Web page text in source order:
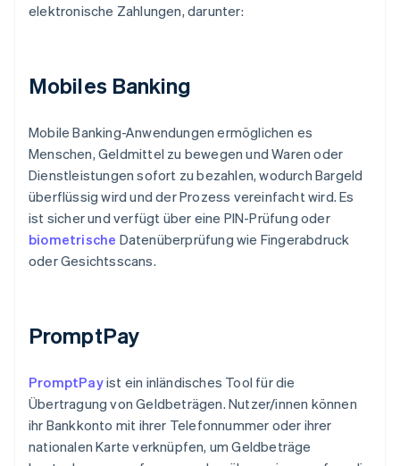
elektronische Zahlungen, darunter:
Mobiles Banking
Mobile Banking-Anwendungen ermöglichen es
Menschen, Geldmittel zu bewegen und Waren oder
Dienstleistungen sofort zu bezahlen, wodurch Bargeld
überflüssig wird und der Prozess vereinfacht wird. Es
ist sicher und verfügt über eine PIN-Prüfung oder
biometrische Datenüberprüfung wie Fingerabdruck
oder Gesichtsscans.
PromptPay
PromptPayist ein inländisches Tool für die
Übertragung von Geldbeträgen. Nutzer/innen können
ihr Bankkonto mit ihrer Telefonnummer oder ihrer
nationalen Karte verknüpfen, um Geldbeträge